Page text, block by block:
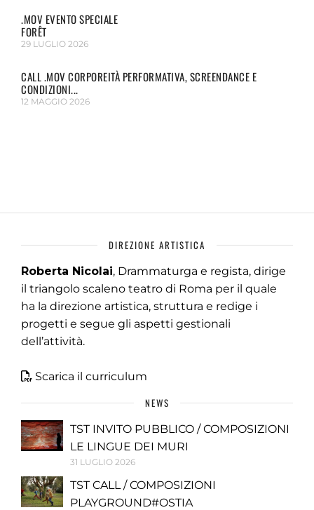
.MOV EVENTO SPECIALE
FORÊT
29 LUGLIO 2026
CALL .MOV CORPOREITÀ PERFORMATIVA, SCREENDANCE E
CONDIZIONI...
12 MAGGIO 2026
DIREZIONE ARTISTICA
Roberta Nicolai, Drammaturga e regista, dirige
il triangolo scaleno teatro di Roma per il quale
ha la direzione artistica, struttura e redige i
progetti e segue gli aspetti gestionali
dell’attività.
Scarica il curriculum
NEWS
TST INVITO PUBBLICO / COMPOSIZIONI
LE LINGUE DEI MURI
31 LUGLIO 2026
TST CALL / COMPOSIZIONI
PLAYGROUND#OSTIA